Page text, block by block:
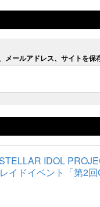
ールアドレス、サイトを保
IDOL
イドイベント「第2